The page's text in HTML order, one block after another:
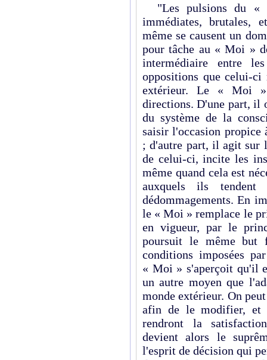
"Les pulsions du «
immédiates, brutales,
même se causent un
pour tâche au « Moi »
intermédiaire entre
oppositions que celui-ci
extérieur. Le « Moi
directions. D'une part, il
du système de la
saisir l'occasion propice
; d'autre part, il agit sur
de celui-ci, incite les
même quand cela est
auxquels ils tendent
dédommagements. En
le « Moi » remplace le
en vigueur, par le
poursuit le même but
conditions imposées
« Moi » s'aperçoit qu'il
un autre moyen que
monde extérieur. On
afin de le modifier, et
rendront la
devient alors le
l'esprit de décision qui